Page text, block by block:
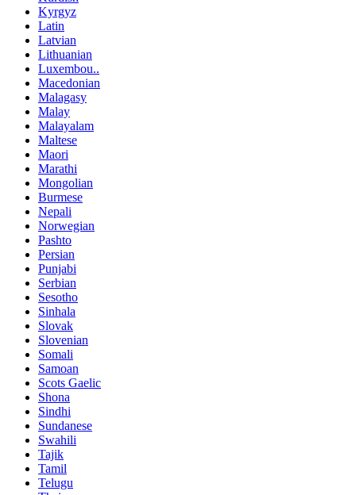
Kyrgyz
Latin
Latvian
Lithuanian
Luxembou..
Macedonian
Malagasy
Malay
Malayalam
Maltese
Maori
Marathi
Mongolian
Burmese
Nepali
Norwegian
Pashto
Persian
Punjabi
Serbian
Sesotho
Sinhala
Slovak
Slovenian
Somali
Samoan
Scots Gaelic
Shona
Sindhi
Sundanese
Swahili
Tajik
Tamil
Telugu